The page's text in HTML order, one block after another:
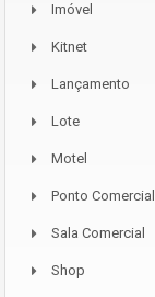
Imóvel
Kitnet
Lançamento
Lote
Motel
Ponto Comercial
Sala Comercial
Shop